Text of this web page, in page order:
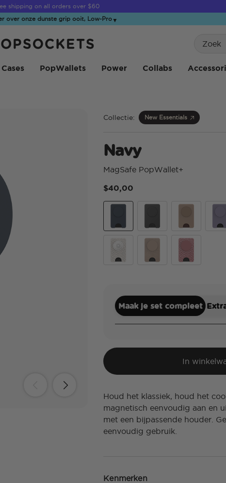
Sendoff Sale is on 🚨 Up to 60% off
over onze dunste grip ooit, Low-Pro▼
Cases PopWallets Power Collabs
Collectie: New Essentials
Navy
MagSafe PopWallet+
$40,00
Maak je set compleet
In
Houd het klassiek, houd het
magnetisch eenvoudig aan en
met een bijpassende houder.
eenvoudig gebruik.
Kenmerken